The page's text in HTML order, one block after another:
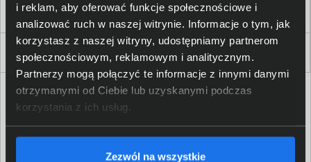
i reklam, aby oferować funkcje społecznościowe i
analizować ruch w naszej witrynie. Informacje o tym, jak
korzystasz z naszej witryny, udostępniamy partnerom
społecznościowym, reklamowym i analitycznym.
Partnerzy mogą połączyć te informacje z innymi danymi
otrzymanymi od Ciebie lub uzyskanymi podczas
korzystania z ich usług.
Zezwól na wszystkie
Zakupy
Delkom 2000